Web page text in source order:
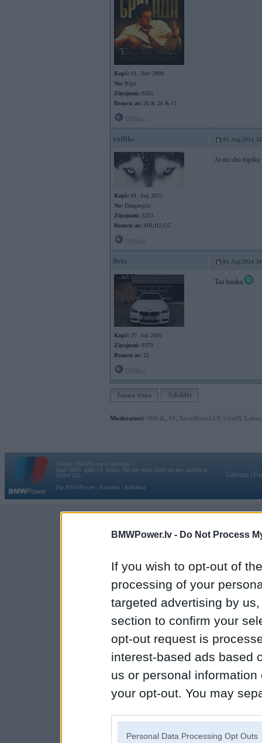
BMWPower.lv - Do Not Process
If you wish to opt-out of
processing of your
targeted advertising by
section to confirm your
opt-out request is
interest-based ads based
us or personal
your opt-out. You may
Personal Data Processing Opt Outs
Kopš: 01. Nov 2008
No: Rīga
Ziņojumi: 9305
Braucu ar: 26 & 26 & 11
ralfiks 04. Aug 2014,
Kopš: 01. Sep 2013
No: Daugavpils
Ziņojumi: 3253
Braucu ar: MB;f15;LC
Ja nu sho topiku
fleix 04. Aug 2014,
Kopš: 27. Jun 2006
Ziņojumi: 8379
Braucu ar: 22
Taa kuuka
Jauna tēma Atbildēt
Moderatori: 968-jk AV AiwaShuraLLP, GirtzB Lafter
Vortāls BMWPower.lv darbojas
kopš 2002. gada 14. maija. Tas nav auto klubs un nav saistīts ar
BMW AG.
Par BMWPower
Kontakti Reklāma
Galvena